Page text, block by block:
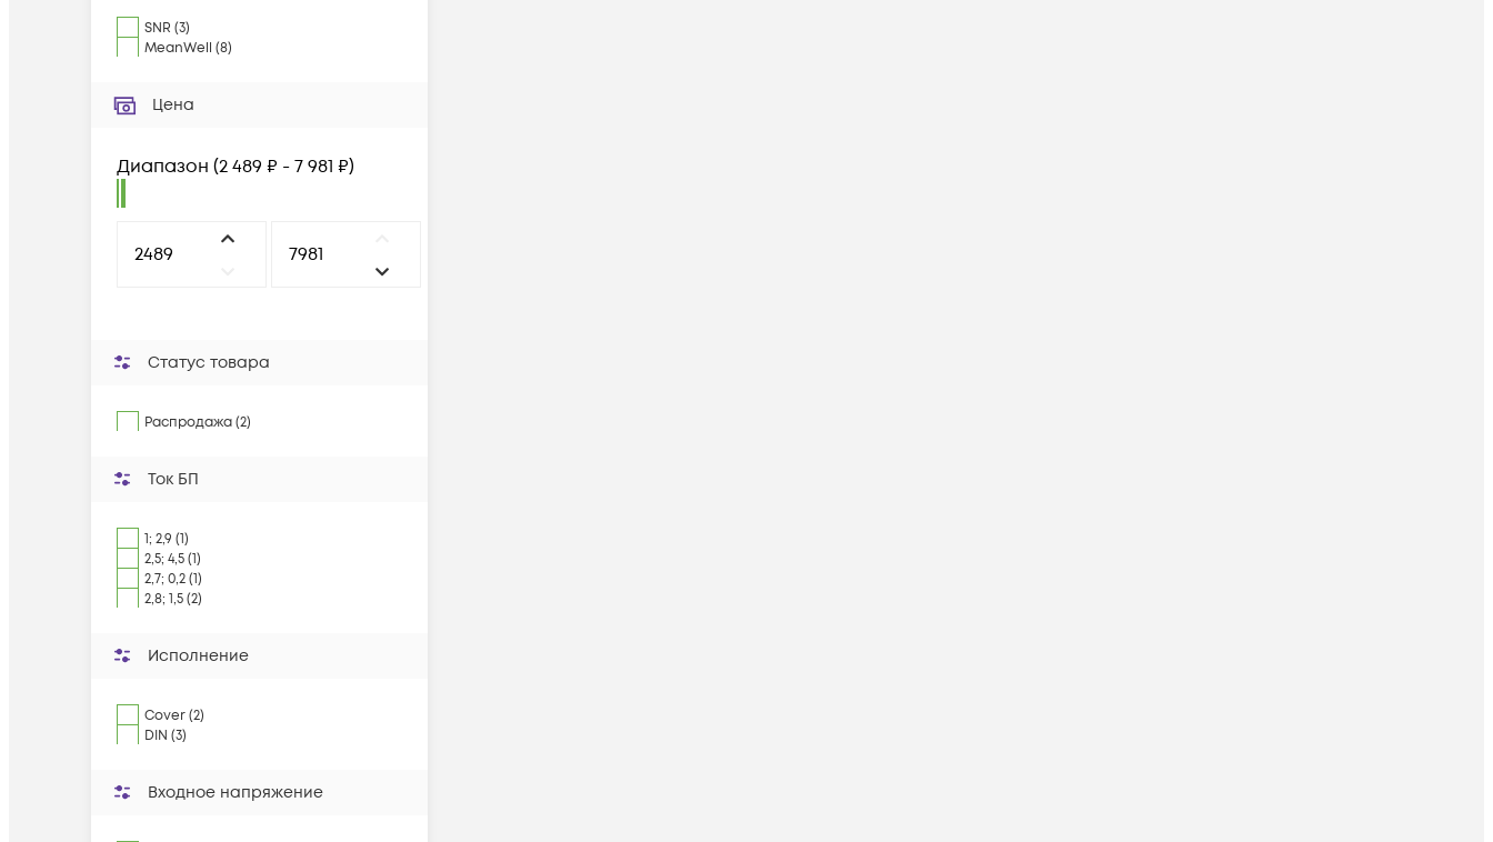
SNR (3)
MeanWell (8)
Цена
Диапазон (2 489 ₽ - 7 981 ₽)
Статус товара
Распродажа (2)
Ток БП
1; 2,9 (1)
2,5; 4,5 (1)
2,7; 0,2 (1)
2,8; 1,5 (2)
Исполнение
Cover (2)
DIN (3)
Входное напряжение